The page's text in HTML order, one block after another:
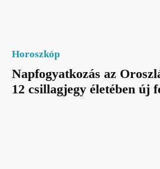
Horoszkóp
Napfogyatkozás az
12 csillagjegy életében új